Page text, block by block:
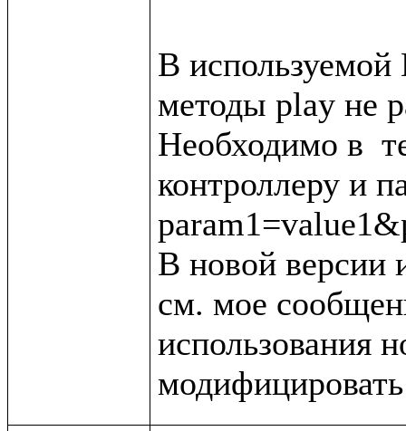
В
методы play не
Необходимо в
контроллеру и
В новой версии
см. мое
использования